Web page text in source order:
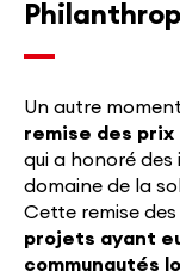
Un autre
remise des prix
qui a honoré
domaine de la
Cette remise
projets ayant
communautés